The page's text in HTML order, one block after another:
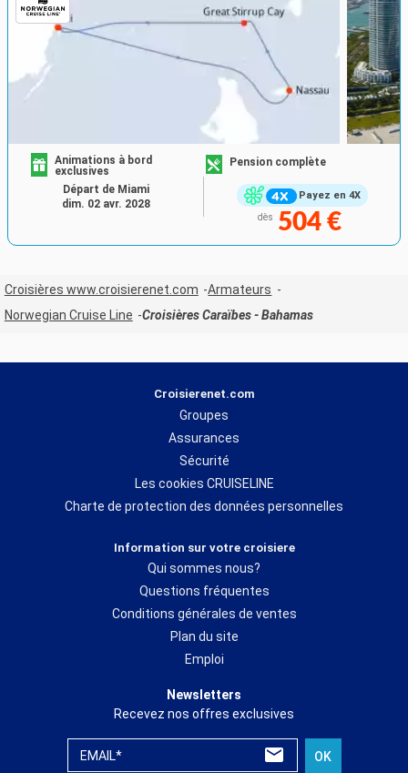
Payez en 4X
Animations à bord
exclusives
Pension complète
dès 504 €
Départ de Miami
dim. 02 avr. 2028
Croisières www.croisierenet.com
Armateurs
Norwegian Cruise Line
Croisières Caraïbes - Bahamas
Croisierenet.com
Groupes
Assurances
Sécurité
Les cookies CRUISELINE
Charte de protection des données personnelles
Information sur votre croisiere
Qui sommes nous?
Questions fréquentes
Conditions générales de ventes
Plan du site
Emploi
Newsletters
Recevez nos offres exclusives
EMAIL* OK